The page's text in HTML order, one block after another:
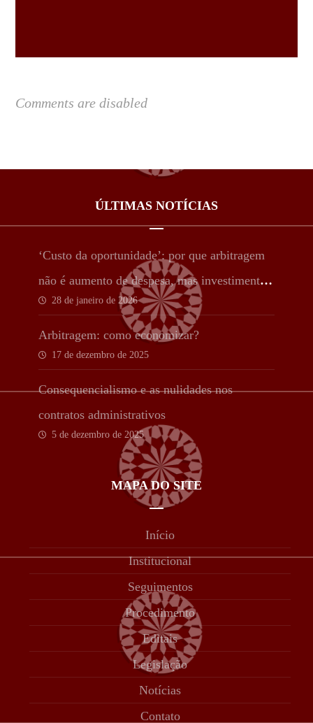
Comments are disabled
ÚLTIMAS NOTÍCIAS
‘Custo da oportunidade’: por que arbitragem
não é aumento de despesa, mas investimento
estratégico
28 de janeiro de 2026
Arbitragem: como economizar?
17 de dezembro de 2025
Consequencialismo e as nulidades nos
contratos administrativos
5 de dezembro de 2025
MAPA DO SITE
Início
Institucional
Seguimentos
Procedimento
Editais
Legislação
Notícias
Contato